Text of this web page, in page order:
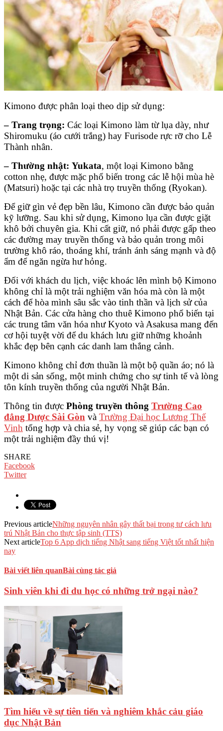
Kimono được phân loại theo dịp sử dụng:
– Trang trọng: Các loại Kimono làm từ lụa dày, như
Shiromuku (áo cưới trắng) hay Furisode rực rỡ cho Lễ
Thành nhân.
– Thường nhật: Yukata, một loại Kimono bằng
cotton nhẹ, được mặc phổ biến trong các lễ hội mùa hè
(Matsuri) hoặc tại các nhà trọ truyền thống (Ryokan).
Để giữ gìn vẻ đẹp bền lâu, Kimono cần được bảo quản
kỹ lưỡng. Sau khi sử dụng, Kimono lụa cần được giặt
khô bởi chuyên gia. Khi cất giữ, nó phải được gấp theo
các đường may truyền thống và bảo quản trong môi
trường khô ráo, thoáng khí, tránh ánh sáng mạnh và độ
ẩm để ngăn ngừa hư hỏng.
Đối với khách du lịch, việc khoác lên mình bộ Kimono
không chỉ là một trải nghiệm văn hóa mà còn là một
cách để hòa mình sâu sắc vào tinh thần và lịch sử của
Nhật Bản. Các cửa hàng cho thuê Kimono phổ biến tại
các trung tâm văn hóa như Kyoto và Asakusa mang đến
cơ hội tuyệt vời để du khách lưu giữ những khoảnh
khắc đẹp bên cạnh các danh lam thắng cảnh.
Kimono không chỉ đơn thuần là một bộ quần áo; nó là
một di sản sống, một minh chứng cho sự tinh tế và lòng
tôn kính truyền thống của người Nhật Bản.
Thông tin được Phòng truyền thông Trường Cao
đẳng Dược Sài Gòn và Trường Đại học Lương Thế
Vinh tổng hợp và chia sẻ, hy vọng sẽ giúp các bạn có
một trải nghiệm đầy thú vị!
SHARE
Facebook
Twitter
Previous articleNhững nguyên nhân gây thất bại trong tư cách lưu
trú Nhật Bản cho thực tập sinh (TTS)
Next articleTop 6 App dịch tiếng Nhật sang tiếng Việt tốt nhất hiện
nay
Bài viết liên quanBài cùng tác giả
Sinh viên khi đi du học có những trở ngại nào?
Tìm hiểu về sự tiên tiến và nghiêm khắc cảu giáo
dục Nhật Bản